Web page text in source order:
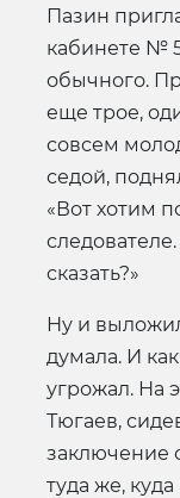
Пазин
кабинете №
обычного.
еще трое,
совсем
седой,
«Вот хотим
сказать?»
Ну и
думала. И
угрожал. На
Тюгаев,
заключение
туда же,